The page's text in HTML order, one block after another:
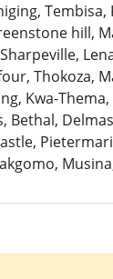
hill,
Thokoza,
Kwa-